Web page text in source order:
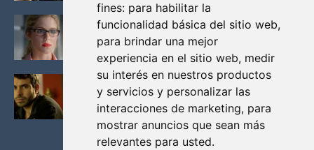
fines: para habilitar la
funcionalidad básica del sitio web,
para brindar una mejor
experiencia en el sitio web, medir
su interés en nuestros productos
y servicios y personalizar las
interacciones de marketing, para
mostrar anuncios que sean más
relevantes para usted.
FELICITY (EMILY BETT RICKARDS), LAS FOTOS
MAS BONITAS DE LA ALIADA DE ARROW
Noviembre 30, 2013
BLACK MIRROR: TODA TU HISTORIA. EPISODIO 3.
LA CRITICA
Mayo 17, 2012